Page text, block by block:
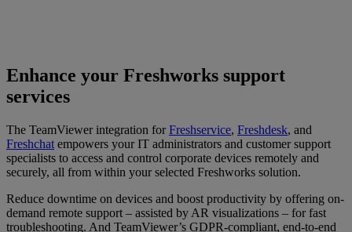
Enhance your Freshworks support
services
The TeamViewer integration forFreshservice, Freshdesk, and
Freshchat empowers your IT administrators and customer support
specialists to access and control corporate devices remotely and
securely, all from within your selected Freshworks solution.
Reduce downtime on devices and boost productivity by offering on-
demand remote support – assisted by AR visualizations – for fast
troubleshooting. And TeamViewer’s GDPR-compliant, end-to-end